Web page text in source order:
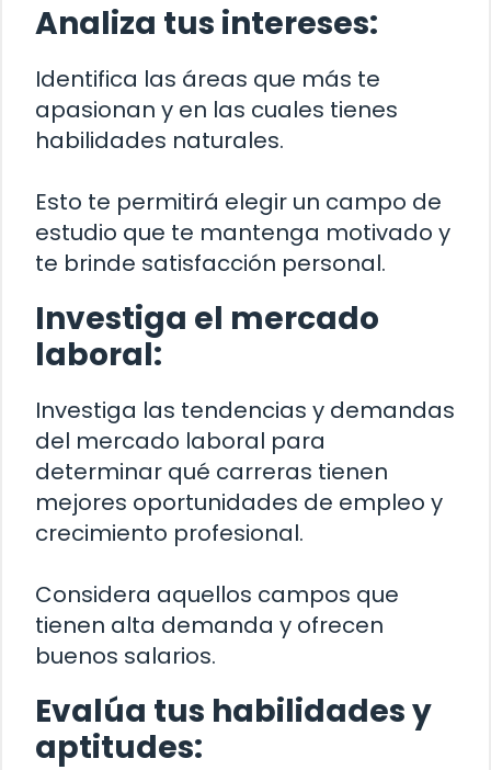
Analiza tus intereses:
Identifica las áreas que más te
apasionan y en las cuales tienes
habilidades naturales.
Esto te permitirá elegir un campo de
estudio que te mantenga motivado y
te brinde satisfacción personal.
Investiga el mercado
laboral:
Investiga las tendencias y demandas
del mercado laboral para
determinar qué carreras tienen
mejores oportunidades de empleo y
crecimiento profesional.
Considera aquellos campos que
tienen alta demanda y ofrecen
buenos salarios.
Evalúa tus habilidades y
aptitudes: